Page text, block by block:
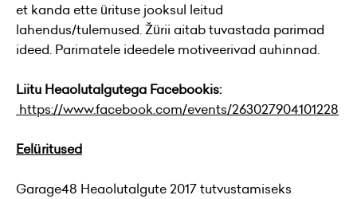
et kanda ette ürituse jooksul leitud
lahendus/tulemused. Žürii aitab tuvastada parimad
ideed. Parimatele ideedele motiveerivad auhinnad.
Liitu Heaolutalgutega Facebookis:
https://www.facebook.com/events/263027904101228
Eelüritused
Garage48 Heaolutalgute 2017 tutvustamiseks